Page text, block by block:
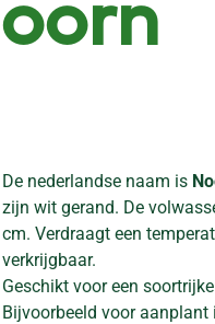
De nederlandse naam is
zijn wit gerand. De
cm. Verdraagt een
verkrijgbaar.
Geschikt voor een
Bijvoorbeeld voor